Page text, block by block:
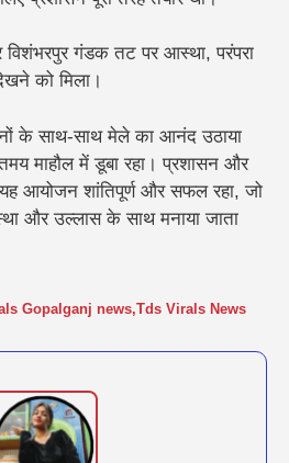
विशंभरपुर गंडक तट पर आस्था, परंपरा
को मिला।
के साथ-साथ मेले का आनंद उठाया
माहौल में डूबा रहा। प्रशासन और
आयोजन शांतिपूर्ण और सफल रहा, जो
और उल्लास के साथ मनाया जाता
Gopalganj news,Tds Virals News